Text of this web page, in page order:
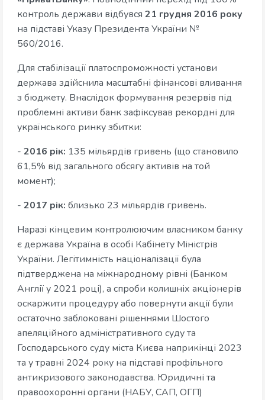
контроль держави відбувся 21 грудня 2016 року
на підставі Указу Президента України №
560/2016.
Для стабілізації платоспроможності установи
держава здійснила масштабні фінансові вливання
з бюджету. Внаслідок формування резервів під
проблемні активи банк зафіксував рекордні для
українського ринку збитки:
- 2016 рік: 135 мільярдів гривень (що становило
61,5% від загального обсягу активів на той
момент);
- 2017 рік: близько 23 мільярдів гривень.
Наразі кінцевим контролюючим власником банку
є держава Україна в особі Кабінету Міністрів
України. Легітимність націоналізації була
підтверджена на міжнародному рівні (Банком
Англії у 2021 році), а спроби колишніх акціонерів
оскаржити процедуру або повернути акції були
остаточно заблоковані рішеннями Шостого
апеляційного адміністративного суду та
Господарського суду міста Києва наприкінці 2023
та у травні 2024 року на підставі профільного
антикризового законодавства. Юридичні та
правоохоронні органи (НАБУ, САП, ОГП)